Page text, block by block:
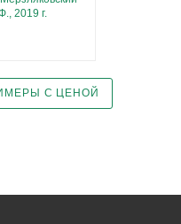
2019 г.
С ЦЕНОЙ